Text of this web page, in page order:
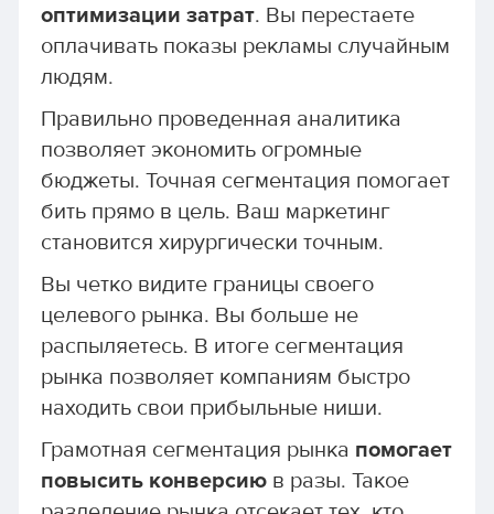
оптимизации затрат. Вы перестаете
оплачивать показы рекламы случайным
людям.
Правильно проведенная аналитика
позволяет экономить огромные
бюджеты. Точная сегментация помогает
бить прямо в цель. Ваш маркетинг
становится хирургически точным.
Вы четко видите границы своего
целевого рынка. Вы больше не
распыляетесь. В итоге сегментация
рынка позволяет компаниям быстро
находить свои прибыльные ниши.
Грамотная сегментация рынка помогает
повысить конверсиюв разы. Такое